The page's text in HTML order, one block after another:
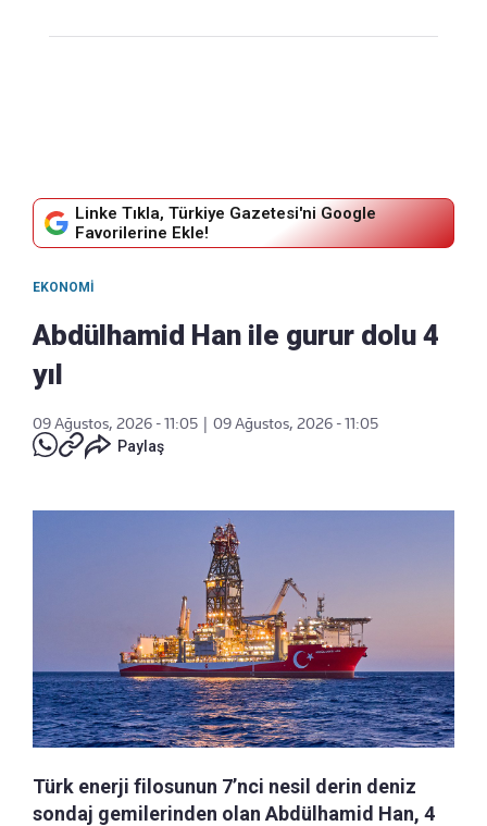
Linke Tıkla, Türkiye Gazetesi'ni Google
Favorilerine Ekle!
EKONOMI
Abdülhamid Han ile gurur dolu 4
yıl
09 Ağustos, 2026 - 11:05
09 Ağustos, 2026 - 11:05
Paylaş
Türk enerji filosunun 7’nci nesil derin deniz
sondaj gemilerinden olan Abdülhamid Han, 4